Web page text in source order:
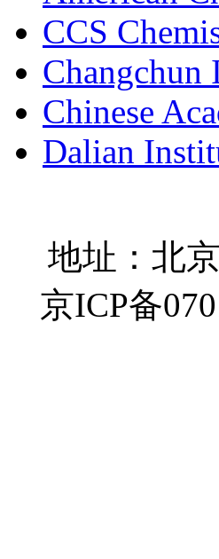
CCS
Changchun
Chinese
Dalian
地址：北
京ICP备